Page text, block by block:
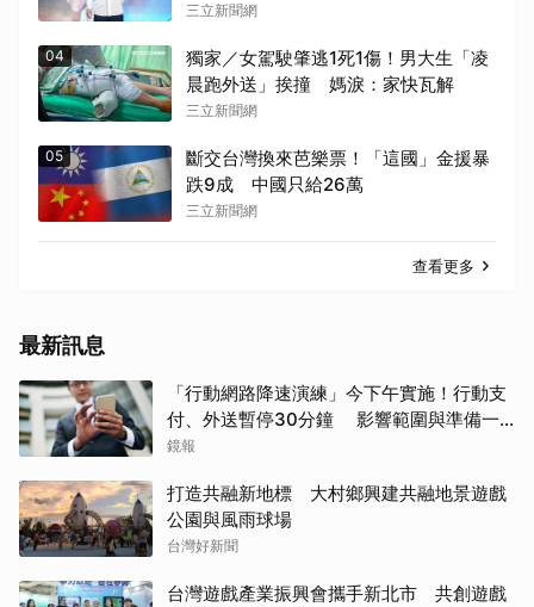
三立新聞網
04
獨家／女駕駛肇逃1死1傷！男大生「凌
晨跑外送」挨撞 媽淚：家快瓦解
三立新聞網
05
斷交台灣換來芭樂票！「這國」金援暴
跌9成 中國只給26萬
三立新聞網
查看更多
最新訊息
「行動網路降速演練」今下午實施！行動支
付、外送暫停30分鐘 影響範圍與準備一
次看
鏡報
打造共融新地標 大村鄉興建共融地景遊戲
公園與風雨球場
台灣好新聞
台灣遊戲產業振興會攜手新北市 共創遊戲